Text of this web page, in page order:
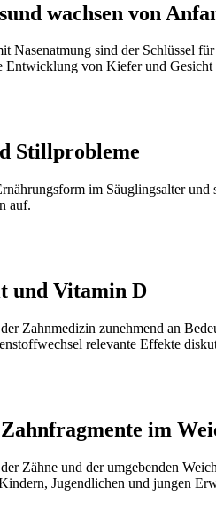
wachsen von
Nasenatmung sind der Schlüssel
von Kiefer und Gesicht
Stillprobleme
im Säuglingsalter
auf.
und Vitamin D
Zahnmedizin zunehmend an
relevante Effekte
im
Zähne und der umgebenden
Jugendlichen und jungen